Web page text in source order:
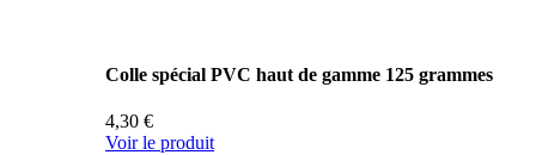
Colle spécial PVC haut de gamme 125 grammes
4,30 €
Voir le produit